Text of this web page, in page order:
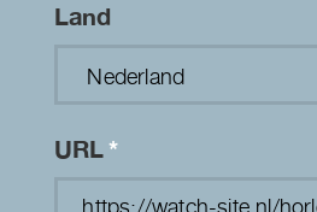
Land
URL*